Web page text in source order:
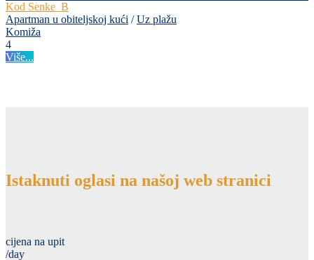
Kod Senke_B
Apartman u obiteljskoj kući /Uz plažu
Komiža
4
Više...
Istaknuti oglasi na našoj web stranici
cijena na upit
/day